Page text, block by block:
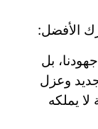
الأفضل:
بل
وعزل
يملكه